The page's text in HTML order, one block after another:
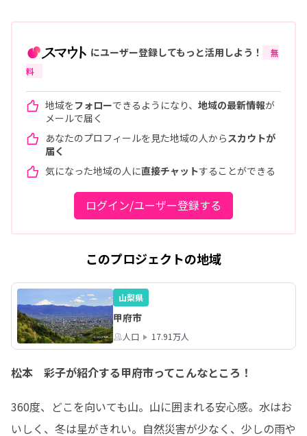
にユーザー登録してもっと活用しよう！
無
料
地域をフォローできるようになり、 地域の最新情報が
メールで届く
あなたのプロフィールを見た地域の人から スカウトが
届く
気になった地域の人に直接チャットすることができる
ログイン/ユーザー登録する
このプロジェクトの地域
山梨県
甲府市
人口 17.91万人
松本 彩子が紹介する甲府市ってこんなところ！
360度、どこを向いても山。山に囲まれる安心感。水はお
いしく、冬は星がきれい。自然災害が少なく、少しの雨や